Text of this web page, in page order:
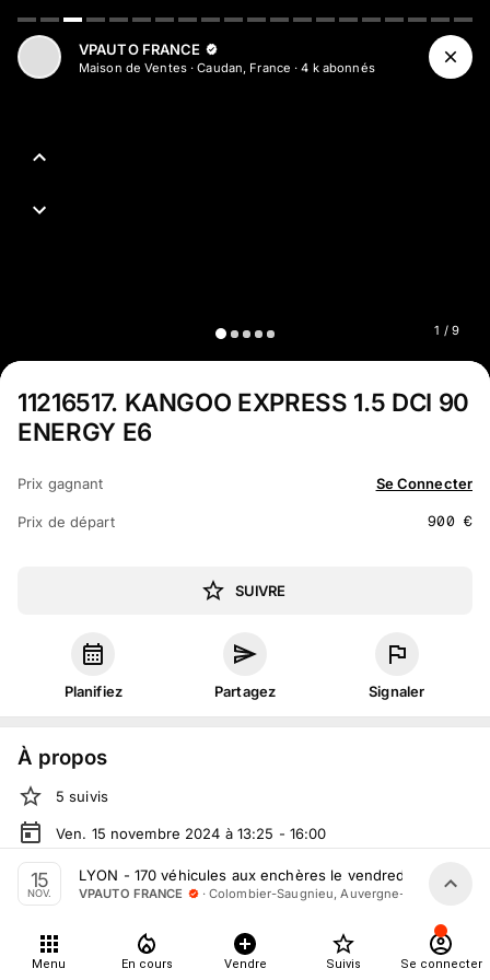
1 / 9
VPAUTO FRANCE
Maison de Ventes·Caudan, France ·4 kabonnés
11216517. KANGOO EXPRESS 1.5 DCI 90
ENERGY E6
Prix gagnant Se Connecter
Prix de départ 900 €
SUIVRE
Planifiez Partagez Signaler
À propos
5 suivis
Ven. 15 novembre 2024 à 13:25 - 16:00
Vente volontaireorganiséeparVPAUTO FRANCE
En salle :
81 Imp. du Belvédère, 69124 Colombier-Saugnieu,
En live
survpauto.fr
15
NOV.
LYON - 170 véhicules aux enchères le vendredi 15
VPAUTO FRANCE · Colombier-Saugnieu, Auvergne-Rhône-Alpes
Menu En cours Vendre Suivis Se connecter